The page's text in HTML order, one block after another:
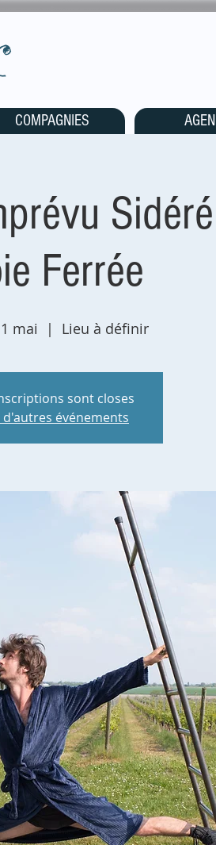
COMPAGNIES
Ferrée
mai
  |
Lieu à définir
sont closes
événements